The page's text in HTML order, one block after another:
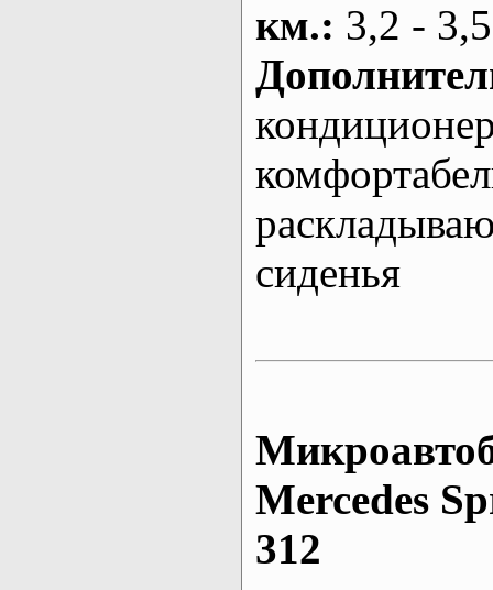
км.: 3,2 -
сиденья
Mеrcedes
312